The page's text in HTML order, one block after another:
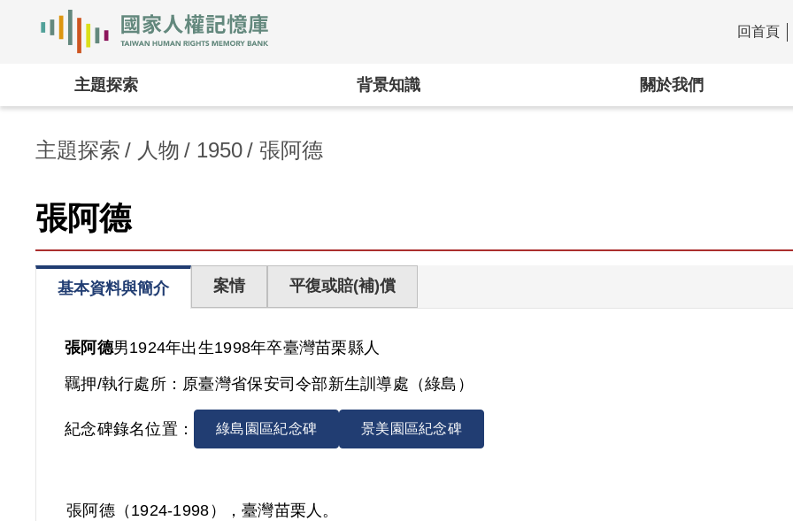
:::
回首頁
主題探索 背景知識 關於我們
主題探索 人物 1950 張阿德
張阿德
基本資料與簡介 案情 平復或賠(補)償
張阿德男1924年出生1998年卒臺灣苗栗縣人
羈押/執行處所： 原臺灣省保安司令部新生訓導處（綠島）
紀念碑錄名位置： 綠島園區紀念碑 景美園區紀念碑
張阿德（1924-1998），臺灣苗栗人。